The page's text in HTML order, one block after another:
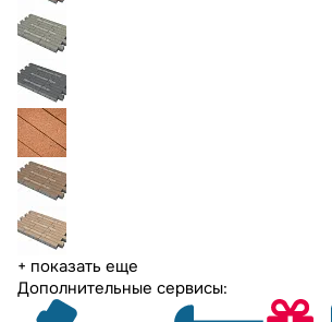
+ показать еще
Дополнительные сервисы: